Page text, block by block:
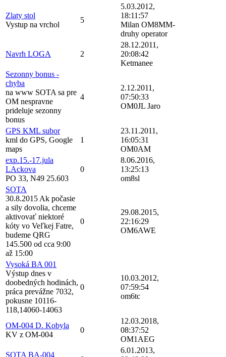
Zlaty stol
Vystup na vrchol
5
5.03.2012,
18:11:57
Milan OM8MM-
druhy operator
Navrh LOGA 2
28.12.2011,
20:08:42
Ketmanee
Sezonny bonus -
chyba
na www SOTA sa pre
OM nespravne
prideluje sezonny
bonus
4
2.12.2011,
07:50:33
OM0JL Jaro
GPS KML subor
kml do GPS, Google
maps
1
23.11.2011,
16:05:31
OM0AM
exp.15.-17.jula
LAckova
PO 33, N49 25.603
0
8.06.2016,
13:25:13
om8sl
SOTA
30.8.2015 Ak počasie
a sily dovolia, chceme
aktivovať niektoré
kóty vo Veľkej Fatre,
budeme QRG
145.500 od cca 9:00
až 15:00
0
29.08.2015,
22:16:29
OM6AWE
Vysoká BA 001
Výstup dnes v
doobedných hodinách,
práca prevážne 7032,
pokusne 10116-
118,14060-14063
0
10.03.2012,
07:59:54
om6tc
OM-004 D. Kobyla
KV z OM-004
0
12.03.2018,
08:37:52
OM1AEG
SOTA BA-004
6.01.2013,